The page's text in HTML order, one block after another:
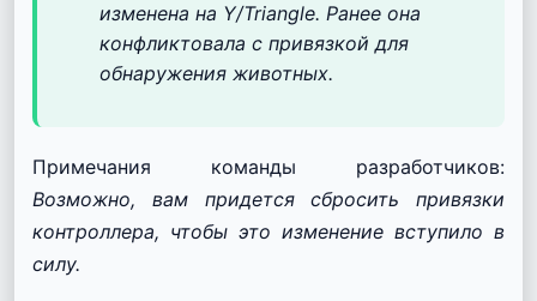
изменена на Y/Triangle. Ранее она
конфликтовала с привязкой для
обнаружения животных.
Примечания команды разработчиков:
Возможно, вам придется сбросить привязки
контроллера, чтобы это изменение вступило в
силу.